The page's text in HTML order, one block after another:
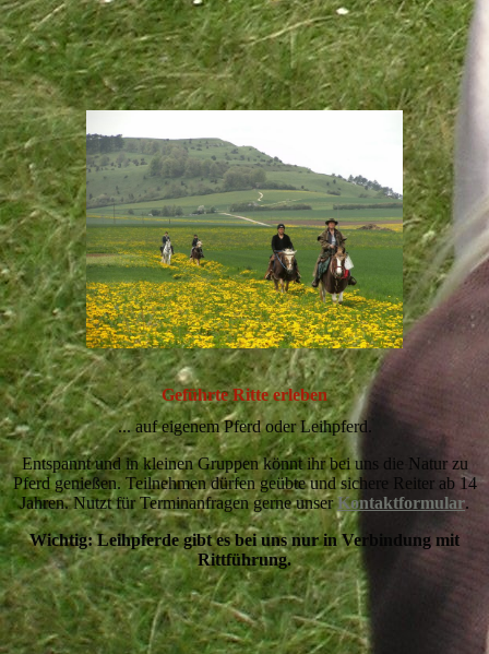
Geführte Ritte erleben
... auf eigenem Pferd oder Leihpferd.
Entspannt und in kleinen Gruppen könnt ihr bei uns die Natur zu
Pferd genießen. Teilnehmen dürfen geübte und sichere Reiter ab 14
Jahren. Nutzt für Terminanfragen gerne unserKontaktformular.
Wichtig: Leihpferde gibt es bei uns nur in Verbindung mit
Rittführung.